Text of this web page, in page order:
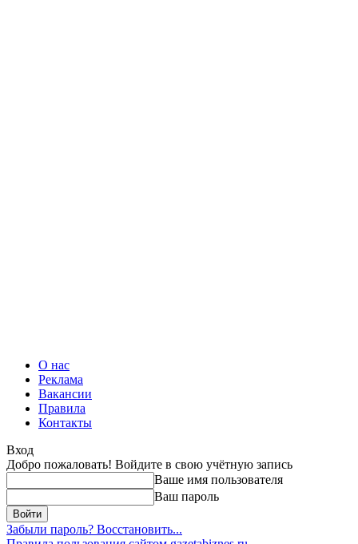
О нас
Реклама
Вакансии
Правила
Контакты
Вход
Добро пожаловать! Войдите в свою учётную запись
Ваше имя пользователя
Ваш пароль
Забыли пароль? Восстановить...